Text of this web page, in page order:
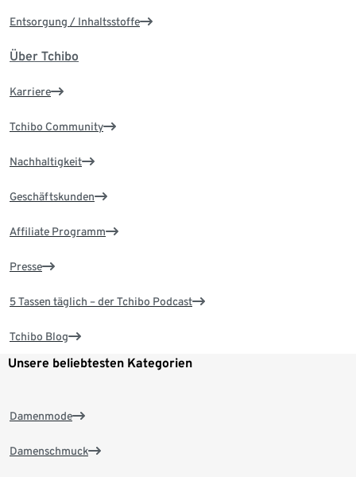
Entsorgung / Inhaltsstoffe
Über Tchibo
Karriere
Tchibo Community
Nachhaltigkeit
Geschäftskunden
Affiliate Programm
Presse
5 Tassen täglich – der Tchibo Podcast
Tchibo Blog
Unsere beliebtesten Kategorien
Damenmode
Damenschmuck